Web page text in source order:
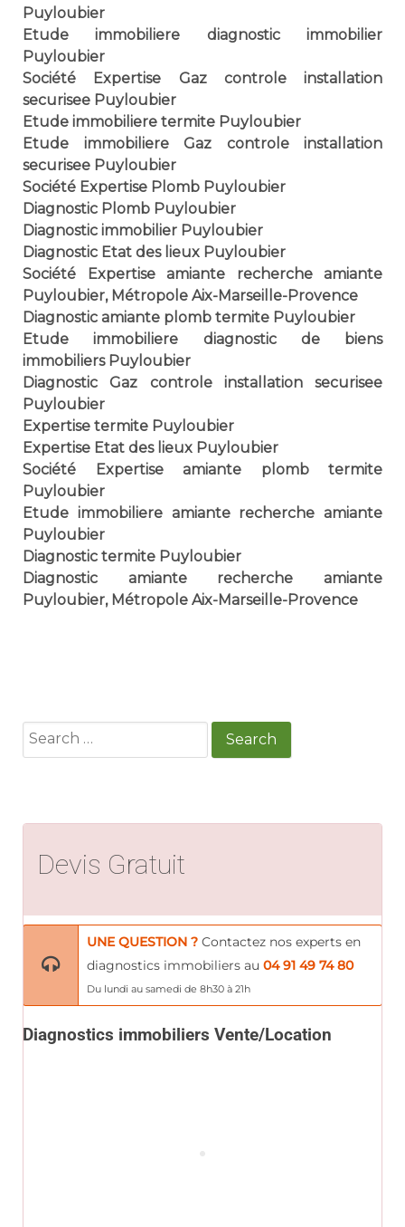
Puyloubier
Etude immobiliere diagnostic immobilier
Puyloubier
Société Expertise Gaz controle installation
securisee Puyloubier
Etude immobiliere termite Puyloubier
Etude immobiliere Gaz controle installation
securisee Puyloubier
Société Expertise Plomb Puyloubier
Diagnostic Plomb Puyloubier
Diagnostic immobilier Puyloubier
Diagnostic Etat des lieux Puyloubier
Société Expertise amiante recherche amiante
Puyloubier, Métropole Aix-Marseille-Provence
Diagnostic amiante plomb termite Puyloubier
Etude immobiliere diagnostic de biens
immobiliers Puyloubier
Diagnostic Gaz controle installation securisee
Puyloubier
Expertise termite Puyloubier
Expertise Etat des lieux Puyloubier
Société Expertise amiante plomb termite
Puyloubier
Etude immobiliere amiante recherche amiante
Puyloubier
Diagnostic termite Puyloubier
Diagnostic amiante recherche amiante
Puyloubier, Métropole Aix-Marseille-Provence
Search
Devis Gratuit